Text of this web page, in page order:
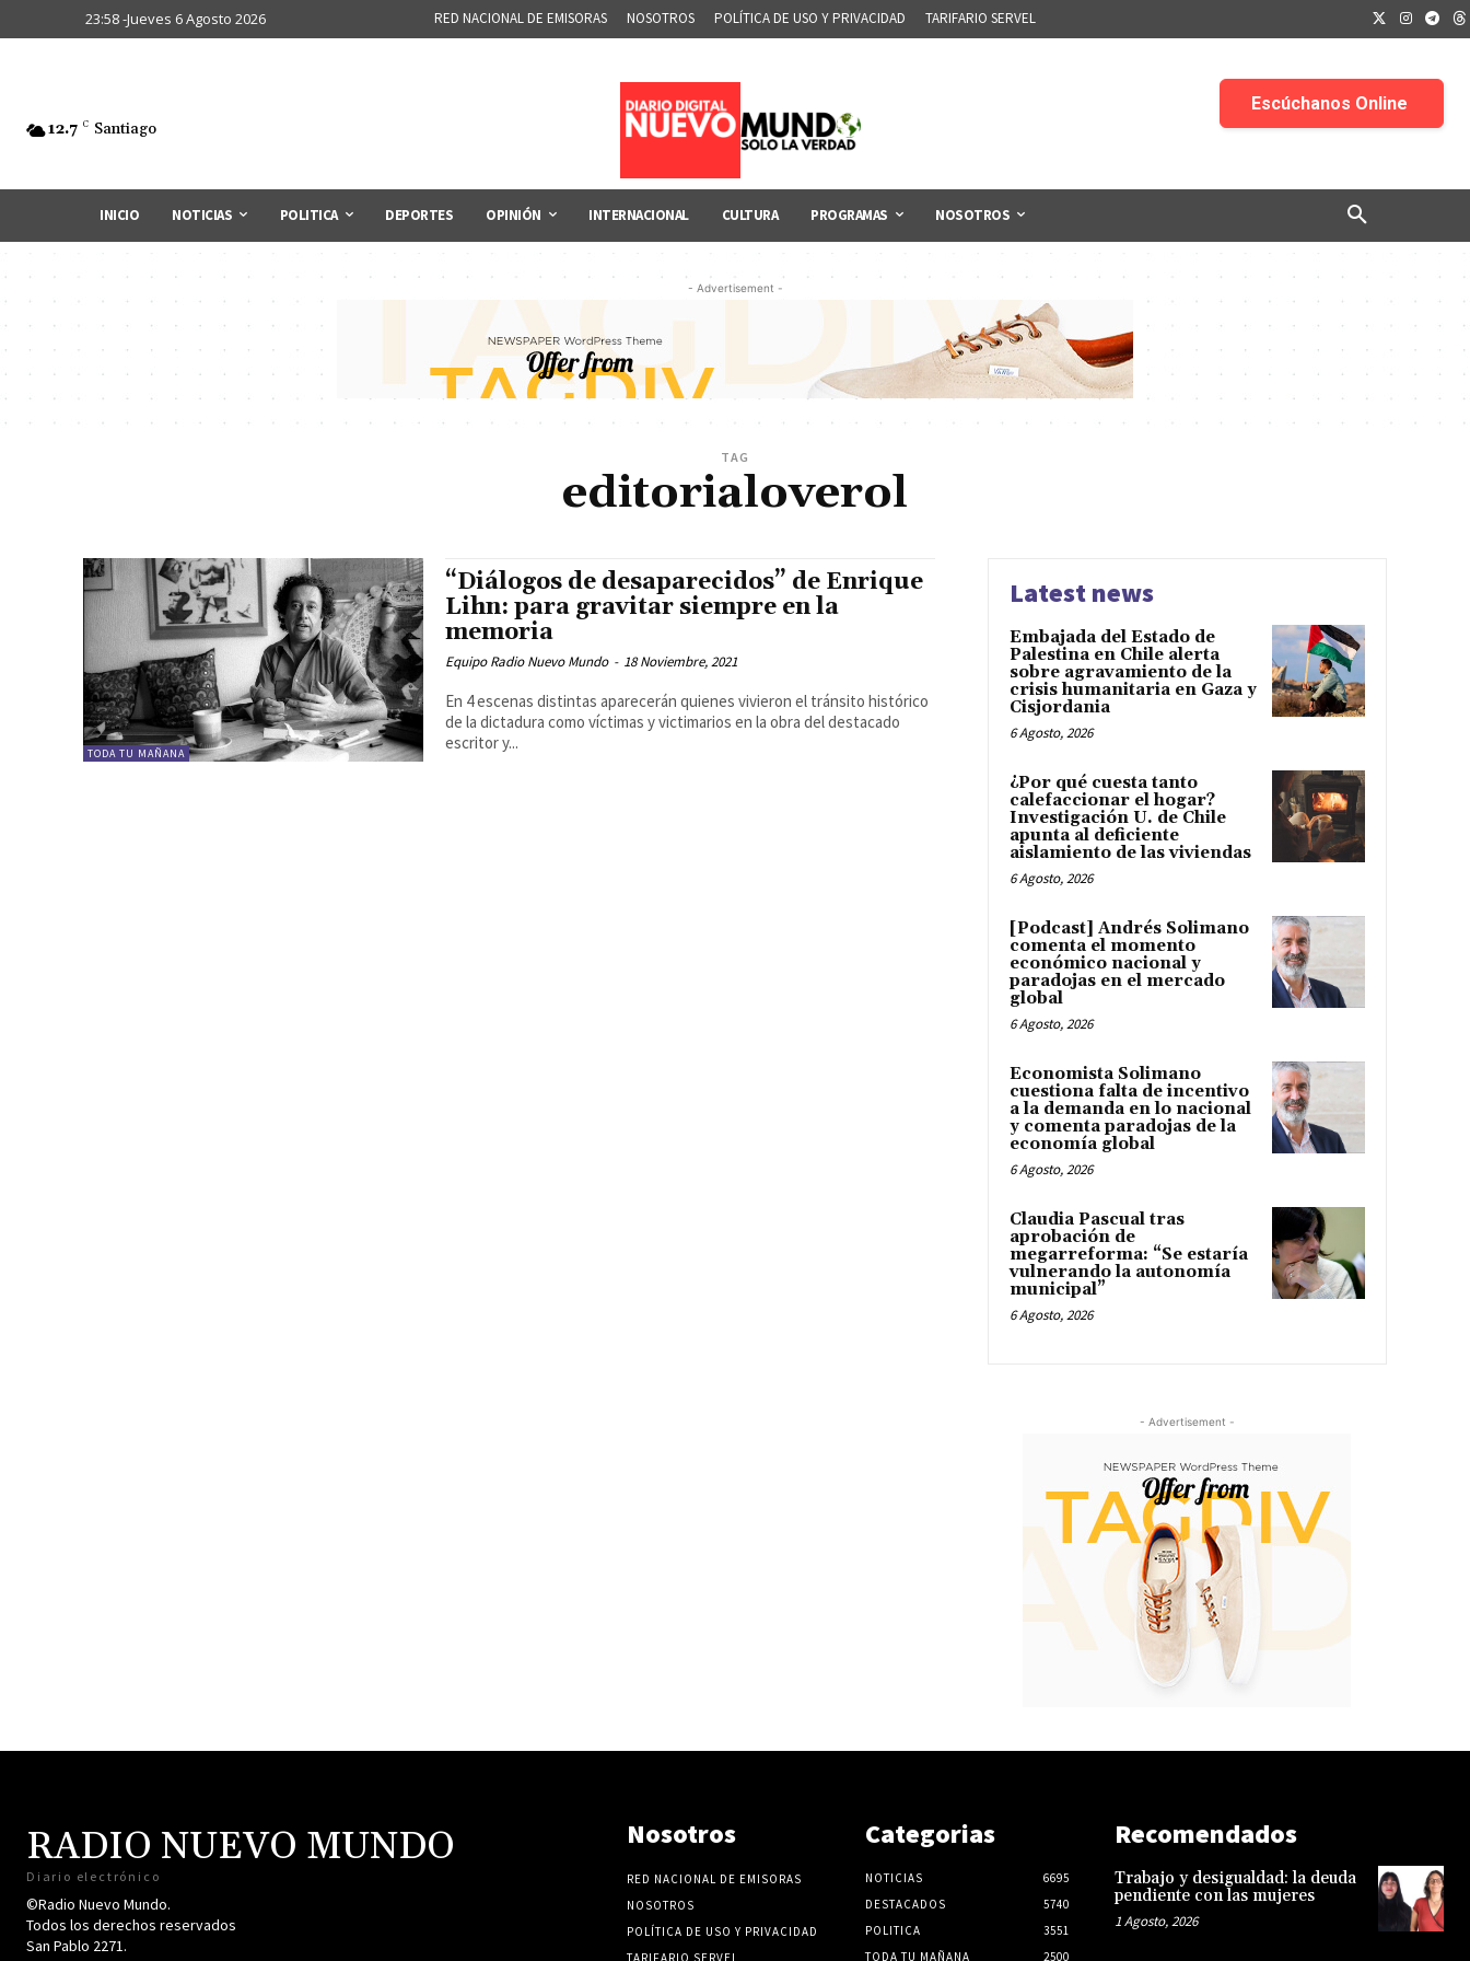
23:58 -Jueves 6 Agosto 2026 RED NACIONAL DE EMISORAS NOSOTROS POLÍTICA DE USO Y PRIVACIDAD TARIFARIO SERVEL
12.7 C Santiago
INICIO NOTICIAS POLITICA DEPORTES OPINIÓN INTERNACIONAL CULTURA PROGRAMAS NOSOTROS
- Advertisement -
TAG
editorialoverol
TODA TU MAÑANA
“Diálogos de desaparecidos” de Enrique
Lihn: para gravitar siempre en la
memoria
Equipo Radio Nuevo Mundo - 18 Noviembre, 2021
En 4 escenas distintas aparecerán quienes vivieron el tránsito histórico
de la dictadura como víctimas y victimarios en la obra del destacado
escritor y...
Latest news
Embajada del Estado de
Palestina en Chile alerta
sobre agravamiento de la
crisis humanitaria en Gaza y
Cisjordania
6 Agosto, 2026
¿Por qué cuesta tanto
calefaccionar el hogar?
Investigación U. de Chile
apunta al deficiente
aislamiento de las viviendas
6 Agosto, 2026
[Podcast] Andrés Solimano
comenta el momento
económico nacional y
paradojas en el mercado
global
6 Agosto, 2026
Economista Solimano
cuestiona falta de incentivo
a la demanda en lo nacional
y comenta paradojas de la
economía global
6 Agosto, 2026
Claudia Pascual tras
aprobación de
megarreforma: “Se estaría
vulnerando la autonomía
municipal”
6 Agosto, 2026
- Advertisement -
RADIO NUEVO MUNDO
Diario electrónico
©Radio Nuevo Mundo.
Todos los derechos reservados
San Pablo 2271.
Nosotros
RED NACIONAL DE EMISORAS
NOSOTROS
POLÍTICA DE USO Y PRIVACIDAD
TARIFARIO SERVEL
Categorias
NOTICIAS
6695
DESTACADOS
5740
POLITICA
3551
TODA TU MAÑANA
2500
Recomendados
Trabajo y desigualdad: la deuda
pendiente con las mujeres
1 Agosto, 2026